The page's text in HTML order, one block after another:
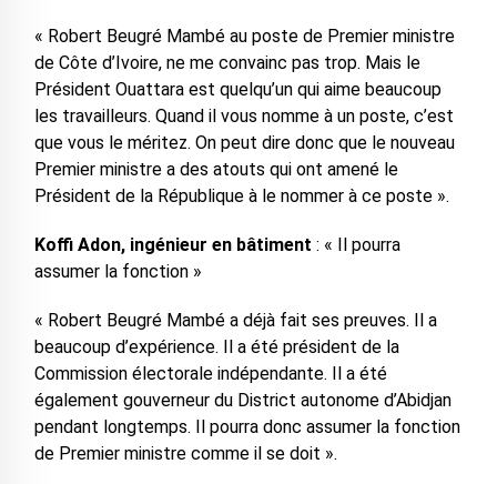
« Robert Beugré Mambé au poste de Premier ministre
de Côte d’Ivoire, ne me convainc pas trop. Mais le
Président Ouattara est quelqu’un qui aime beaucoup
les travailleurs. Quand il vous nomme à un poste, c’est
que vous le méritez. On peut dire donc que le nouveau
Premier ministre a des atouts qui ont amené le
Président de la République à le nommer à ce poste ».
Koffi Adon, ingénieur en bâtiment : « Il pourra
assumer la fonction »
« Robert Beugré Mambé a déjà fait ses preuves. Il a
beaucoup d’expérience. Il a été président de la
Commission électorale indépendante. Il a été
également gouverneur du District autonome d’Abidjan
pendant longtemps. Il pourra donc assumer la fonction
de Premier ministre comme il se doit ».